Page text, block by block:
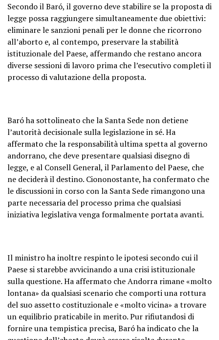
Secondo il Baró, il governo deve stabilire se la proposta di
legge possa raggiungere simultaneamente due obiettivi:
eliminare le sanzioni penali per le donne che ricorrono
all’aborto e, al contempo, preservare la stabilità
istituzionale del Paese, affermando che restano ancora
diverse sessioni di lavoro prima che l’esecutivo completi il
processo di valutazione della proposta.
Baró ha sottolineato che la Santa Sede non detiene
l’autorità decisionale sulla legislazione in sé. Ha
affermato che la responsabilità ultima spetta al governo
andorrano, che deve presentare qualsiasi disegno di
legge, e al Consell General, il Parlamento del Paese, che
ne deciderà il destino. Ciononostante, ha confermato che
le discussioni in corso con la Santa Sede rimangono una
parte necessaria del processo prima che qualsiasi
iniziativa legislativa venga formalmente portata avanti.
Il ministro ha inoltre respinto le ipotesi secondo cui il
Paese si starebbe avvicinando a una crisi istituzionale
sulla questione. Ha affermato che Andorra rimane «molto
lontana» da qualsiasi scenario che comporti una rottura
del suo assetto costituzionale e «molto vicina» a trovare
un equilibrio praticabile in merito. Pur rifiutandosi di
fornire una tempistica precisa, Baró ha indicato che la